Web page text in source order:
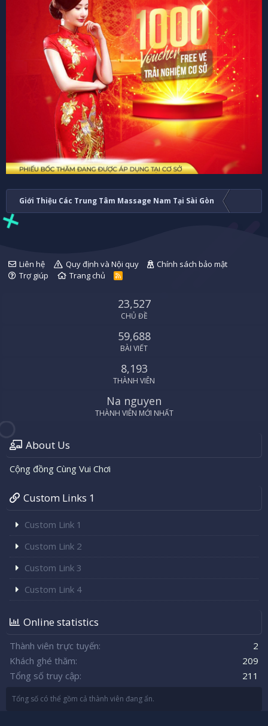
Giới Thiệu Các Trung Tâm Massage Nam Tại Sài Gòn
Liên hệ Quy định và Nội quy
Chính sách bảo mật
Trợ giúp
Trang chủ
R
23,527
CHỦ ĐỀ
59,688
BÀI VIẾT
8,193
THÀNH VIÊN
Na nguyen
THÀNH VIÊN MỚI NHẤT
About Us
Cộng đồng Cùng Vui Chơi
Custom Links 1
Custom Link 1
Custom Link 2
Custom Link 3
Custom Link 4
Online statistics
Thành viên trực tuyến
2
Khách ghé thăm
209
Tổng số truy cập
211
Tổng số có thể gồm cả thành viên đang ẩn.